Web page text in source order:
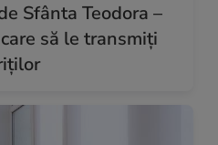
Sfânta Teodora –
să le transmiți